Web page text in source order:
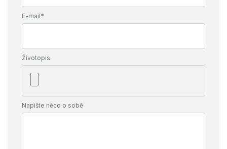
E-mail*
Životopis
Napište něco o sobě